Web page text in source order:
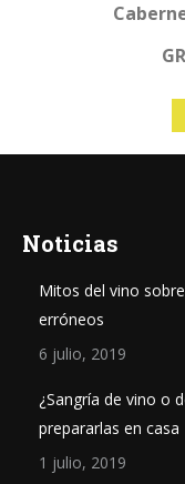
Noticias
Mitos del vino
erróneos
6 julio, 2019
¿Sangría de vino o
prepararlas en casa
1 julio, 2019